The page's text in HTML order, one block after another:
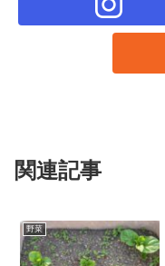
関連記事
野菜